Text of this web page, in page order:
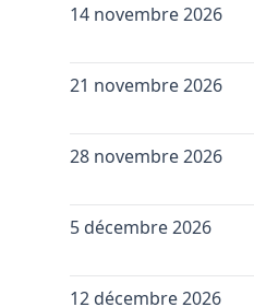
Leaflet|©
+
14 novembre 2026
+
21 novembre 2026
+
28 novembre 2026
+
5 décembre 2026
+
12 décembre 2026